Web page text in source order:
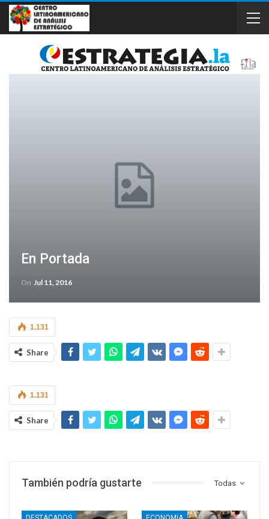
En Portada
On Jul 11, 2016
1.131
Share
1.131
Share
Todas
También podría gustarte